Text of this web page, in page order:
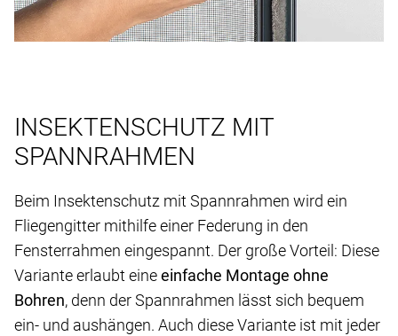
INSEKTENSCHUTZ MIT
SPANNRAHMEN
Beim Insektenschutz mit Spannrahmen wird ein
Fliegengitter mithilfe einer Federung in den
Fensterrahmen eingespannt. Der große Vorteil: Diese
Variante erlaubt eineeinfache Montage ohne
Bohren, denn der Spannrahmen lässt sich bequem
ein- und aushängen. Auch diese Variante ist mit jeder